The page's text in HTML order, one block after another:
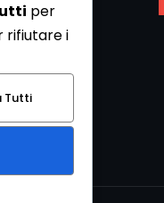
per
rifiutare i
Tutti